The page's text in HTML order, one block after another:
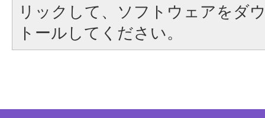
リックして、ソフトウェアをダ
トールしてください。